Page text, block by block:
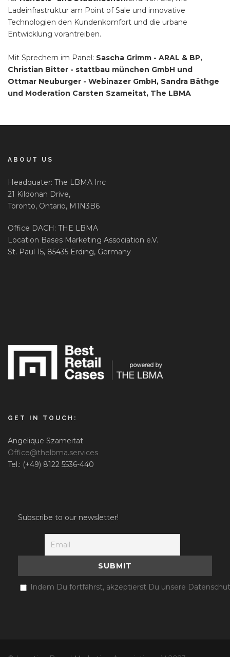
Ladeinfrastruktur am Point of Sale und innovative
Technologien den Kundenkomfort und die urbane
Entwicklung vorantreiben.
Mit Sprechern im Panel: Sascha Grimm - ARAL & BP,
Christian Bitter - stattbau münchen GmbH und
Ottmar Neuburger - Webinazer GmbH, Sandra Bäthge
und Moderation Carsten Szameitat, The LBMA
ABOUT US
Headquater: The LBMA Inc
21 Kildonan Drive,
Toronto, Ontario, M1N3B6
Office DACH: THE LBMA
Location Bases Marketing Association e.V.
St. Paul 15, 85435 Erding, Germany
GET IN TOUCH:
Angelique Szameitat
Office@thelbma.services
Tel.: (+49) 8122 5536-440
Subscribe to our newsletter!
Indem Du fortfährst, akzeptierst Du unsere